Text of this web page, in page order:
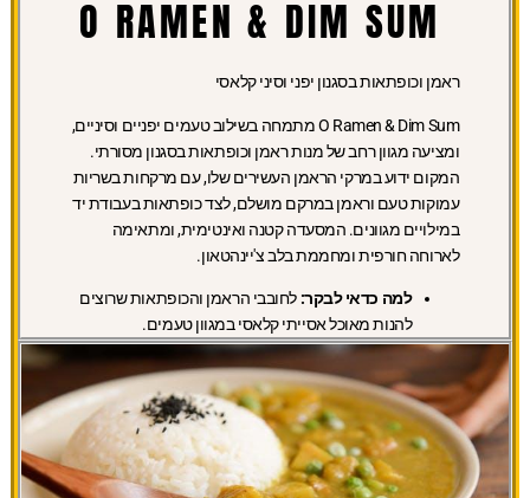
O RAMEN & DIM SUM
ראמן וכופתאות בסגנון יפני וסיני קלאסי
O Ramen & Dim Sum מתמחה בשילוב טעמים יפניים וסיניים,
ומציעה מגוון רחב של מנות ראמן וכופתאות בסגנון מסורתי.
המקום ידוע במרקי הראמן העשירים שלו, עם מרקחות בשריות
עמוקות טעם וראמן במרקם מושלם, לצד כופתאות בעבודת יד
במילויים מגוונים. המסעדה קטנה ואינטימית, ומתאימה
לארוחה חורפית ומחממת בלב צ'יינהטאון.
למה כדאי לבקר: לחובבי הראמן והכופתאות שרוצים
להנות מאוכל אסייתי קלאסי במגוון טעמים.